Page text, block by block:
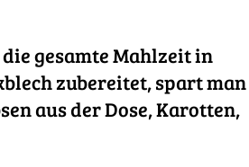
die gesamte Mahlzeit in
zubereitet, spart man
aus der Dose, Karotten,